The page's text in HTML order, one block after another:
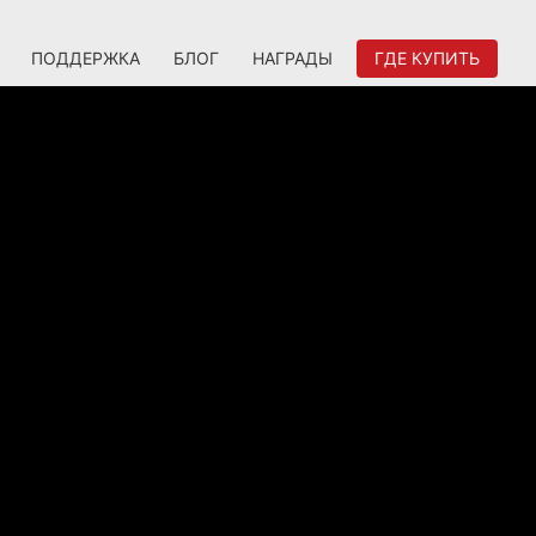
ПОДДЕРЖКА БЛОГ НАГРАДЫ ГДЕ КУПИТЬ